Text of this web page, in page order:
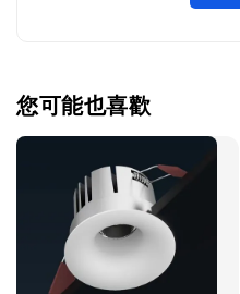
您可能也喜歡